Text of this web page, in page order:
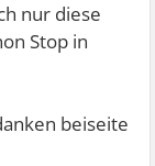
nur diese
Stop in
beiseite